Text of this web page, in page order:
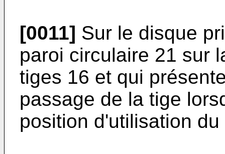
[0011] Sur le disque
paroi circulaire 21 sur
tiges 16 et qui
passage de la tige
position d'utilisation